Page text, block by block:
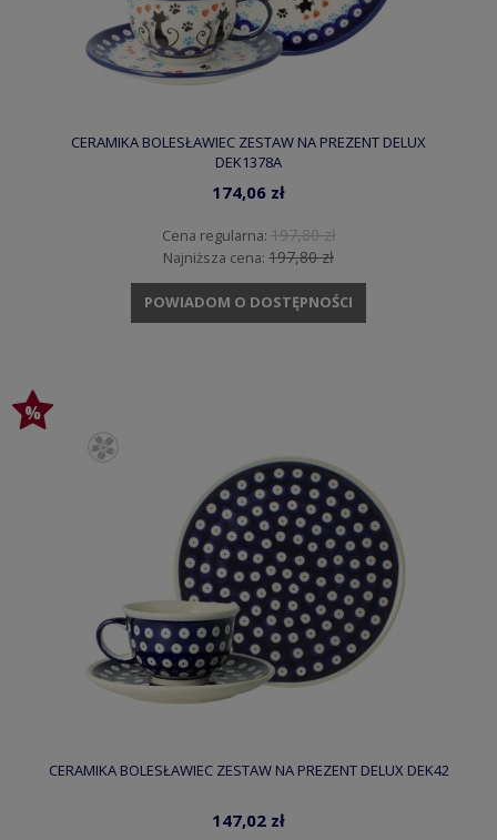
CERAMIKA BOLESŁAWIEC ZESTAW NA PREZENT DELUX
DEK1378A
174,06 zł
Cena regularna: 197,80 zł
Najniższa cena: 197,80 zł
POWIADOM O DOSTĘPNOŚCI
CERAMIKA BOLESŁAWIEC ZESTAW NA PREZENT DELUX DEK42
147,02 zł